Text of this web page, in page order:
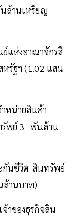
ล้านเหรียญ
แห่งอาณาจักรสี
รัฐฯ (1.02 แสน
หน่ายสินค้า
รัพย์ 3 พันล้าน
กันชีวิต สินทรัพย์
านบาท)
าของธุรกิจสิน